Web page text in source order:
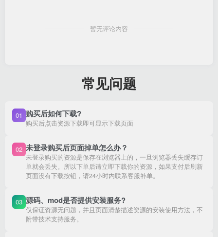
暂无评论内容
常见问题
01 购买后如何下载?
购买后点击资源下载即可显示下载页面
02 未登录购买后页面掉单怎么办？
未登录购买的资源是保存在浏览器上的，一旦浏览器丢失缓存订
单就会丢失。所以下单后请立即下载你的资源，如果支付后刷新
页面没有下载按钮，请24小时内联系客服补单。
03 源码、mod是否提供安装服务?
仅保证资源无问题，并且页面清楚描述资源的安装使用方法，不
附带技术支持服务。